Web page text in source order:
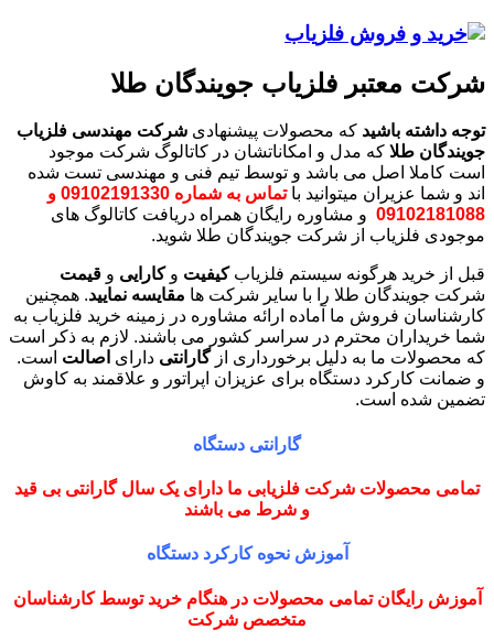
شرکت معتبر فلزیاب جویندگان طلا
توجه داشته باشید که محصولات پیشنهادی شرکت مهندسی فلزیاب
جویندگان طلا که مدل و امکاناتشان در کاتالوگ شرکت موجود
است کاملا اصل می باشد و توسط تیم فنی و مهندسی تست شده
اند و شما عزیران میتوانید با
تماس به شماره 09102191330 و
09102181088 و مشاوره رایگان همراه دریافت کاتالوگ های
موجودی فلزیاب از شرکت جویندگان طلا شوید.
قبل از خرید هرگونه سیستم فلزیابکیفیت وکارایی و قیمت
شرکت جویندگان طلا را با سایر شرکت ها مقایسه نمایید. همچنین
کارشناسان فروش ما آماده ارائه مشاوره در زمینه خرید فلزیاب به
شما خریداران محترم در سراسر کشور می باشند. لازم به ذکر است
که محصولات ما به دلیل برخورداری ازگارانتی دارای اصالت است.
و ضمانت کارکرد دستگاه برای عزیزان اپراتور و علاقمند به کاوش
تضمین شده است.
گارانتی دستگاه
تمامی محصولات شرکت فلزیابی ما دارای یک سال گارانتی بی قید
و شرط می باشند
آموزش نحوه کارکرد دستگاه
آموزش رایگان تمامی محصولات در هنگام خرید توسط کارشناسان
متخصص شرکت